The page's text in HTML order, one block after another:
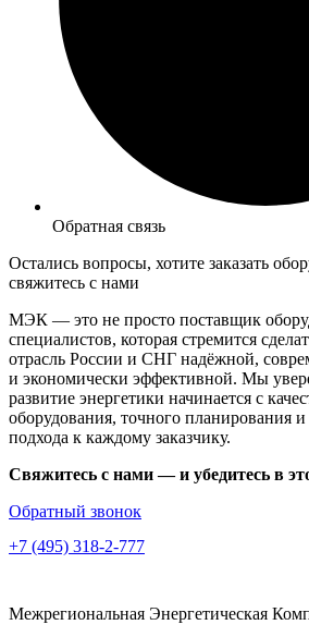
Обратная связь
Остались вопросы, хотите заказать
свяжитесь с нами
МЭК — это не просто поставщик
специалистов, которая стремится
отрасль России и СНГ надёжной,
и экономически эффективной. Мы
развитие энергетики начинается с
оборудования, точного планирования и
подхода к каждому заказчику.
Свяжитесь с нами — и убедитесь в
Обратный звонок
+7 (495) 318-2-777
Межрегиональная Энергетическая